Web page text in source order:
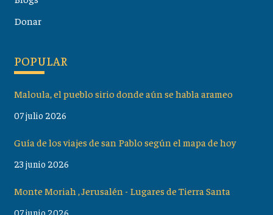
Donar
POPULAR
Maloula, el pueblo sirio donde aún se habla arameo
07 julio 2026
Guía de los viajes de san Pablo según el mapa de hoy
23 junio 2026
Monte Moriah , Jerusalén - Lugares de Tierra Santa
07 junio 2026